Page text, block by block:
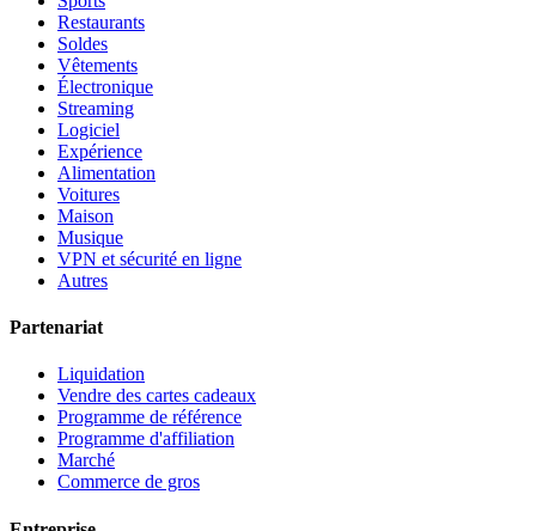
Restaurants
Soldes
Vêtements
Électronique
Streaming
Logiciel
Expérience
Alimentation
Voitures
Maison
Musique
VPN et sécurité en ligne
Autres
Partenariat
Liquidation
Vendre des cartes cadeaux
Programme de référence
Programme d'affiliation
Marché
Commerce de gros